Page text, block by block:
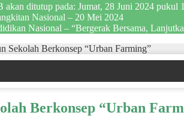
akan ditutup pada: Jumat, 28 Juni 2024
Nasional – 20 Mei 2024
Nasional – “Bergerak Bersama,
Sekolah Berkonsep “Urban Farming”
Berkonsep “Urban